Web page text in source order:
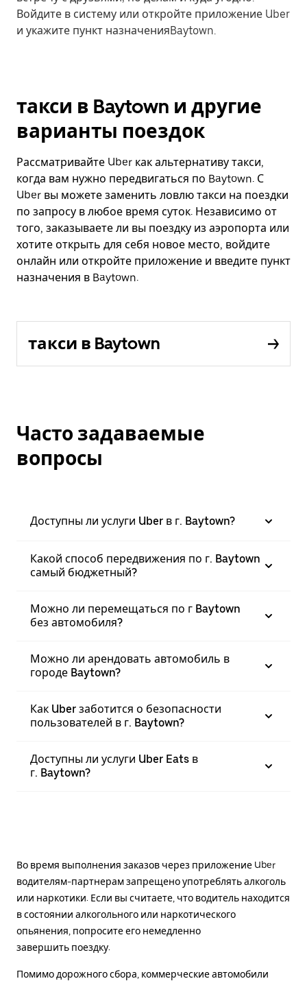
Войдите в систему или откройте приложение Uber
и укажите пункт назначенияBaytown.
такси в Baytown и другие
варианты поездок
Рассматривайте Uber как альтернативу такси,
когда вам нужно передвигаться по Baytown. С
Uber вы можете заменить ловлю такси на поездки
по запросу в любое время суток. Независимо от
того, заказываете ли вы поездку из аэропорта или
хотите открыть для себя новое место, войдите
онлайн или откройте приложение и введите пункт
назначения в Baytown.
такси в Baytown
Часто задаваемые
вопросы
Доступны ли услуги Uber в г. Baytown?
Какой способ передвижения по г. Baytown
самый бюджетный?
Можно ли перемещаться по г Baytown
без автомобиля?
Можно ли арендовать автомобиль в
городе Baytown?
Как Uber заботится о безопасности
пользователей в г. Baytown?
Доступны ли услуги Uber Eats в
г. Baytown?
Во время выполнения заказов через приложение Uber
водителям-партнерам запрещено употреблять алкоголь
или наркотики. Если вы считаете, что водитель находится
в состоянии алкогольного или наркотического
опьянения, попросите его немедленно
завершить поездку.
Помимо дорожного сбора, коммерческие автомобили